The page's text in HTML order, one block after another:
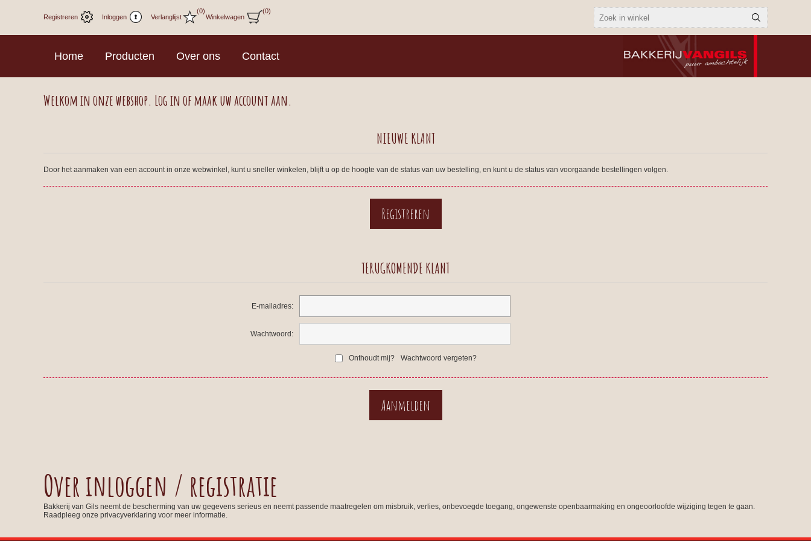
Registreren Inloggen Verlanglijst
(0)
Winkelwagen
(0)
Home Producten Over ons Contact
Welkom in onze webshop. Log in of maak uw account aan.
NIEUWE KLANT
Door het aanmaken van een account in onze webwinkel, kunt u sneller winkelen, blijft u op de hoogte van de status van uw bestelling, en kunt u de status van voorgaande bestellingen volgen.
TERUGKOMENDE KLANT
E-mailadres:
Wachtwoord:
Onthoudt mij? Wachtwoord vergeten?
Over inloggen / registratie
Bakkerij van Gils neemt de bescherming van uw gegevens serieus en neemt passende maatregelen om misbruik, verlies, onbevoegde toegang, ongewenste openbaarmaking en ongeoorloofde wijziging tegen te gaan.
Raadpleeg onze privacyverklaring voor meer informatie.